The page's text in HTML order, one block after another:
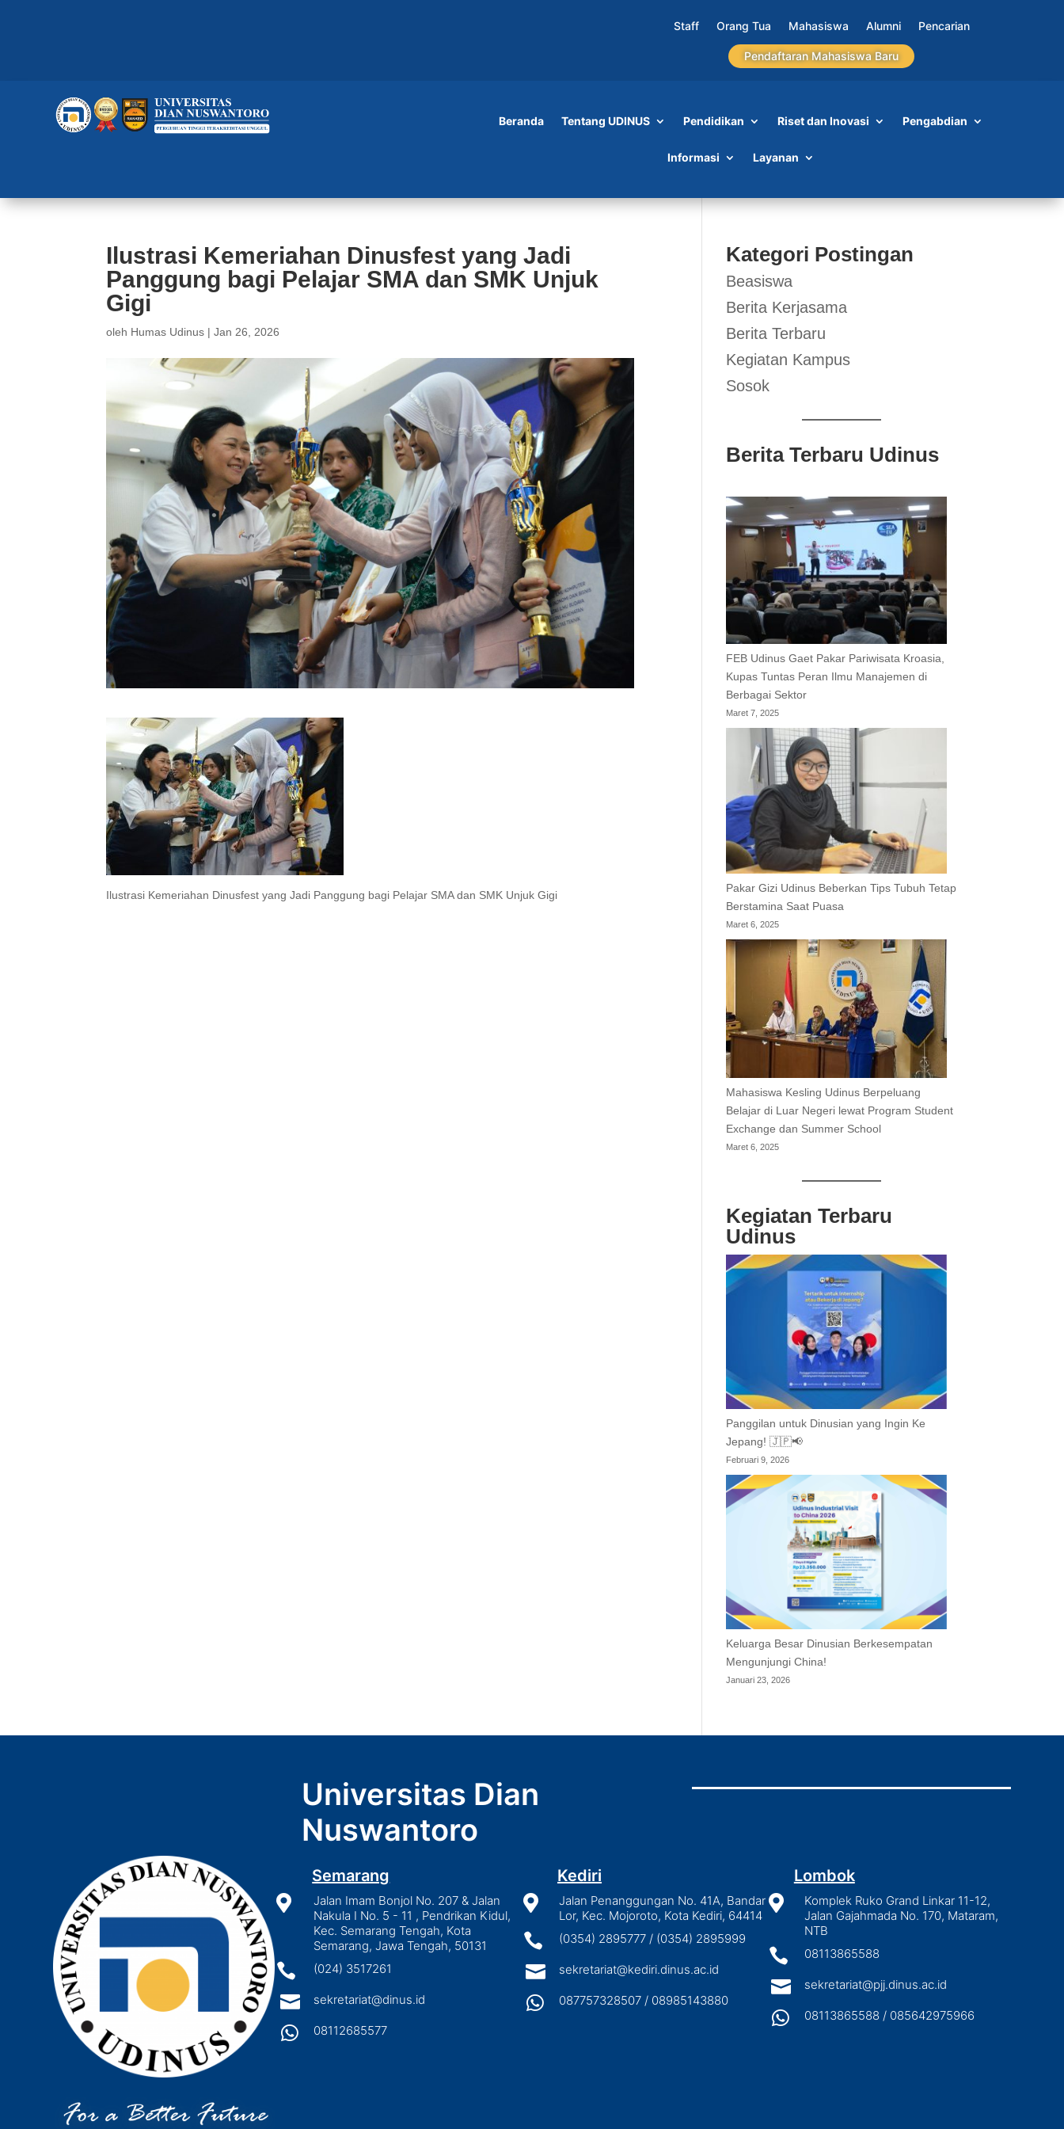
Staff Orang Tua Mahasiswa Alumni Pencarian
Pendaftaran Mahasiswa Baru
Beranda Tentang UDINUS Pendidikan Riset dan Inovasi Pengabdian
Informasi Layanan
Ilustrasi Kemeriahan Dinusfest yang Jadi
Panggung bagi Pelajar SMA dan SMK Unjuk
Gigi
oleh Humas Udinus |Jan 26, 2026
Ilustrasi Kemeriahan Dinusfest yang Jadi Panggung bagi Pelajar SMA dan SMK Unjuk Gigi
Kategori Postingan
Beasiswa
Berita Kerjasama
Berita Terbaru
Kegiatan Kampus
Sosok
Berita Terbaru Udinus
FEB Udinus Gaet Pakar Pariwisata Kroasia,
Kupas Tuntas Peran Ilmu Manajemen di
Berbagai Sektor
Maret 7, 2025
Pakar Gizi Udinus Beberkan Tips Tubuh Tetap
Berstamina Saat Puasa
Maret 6, 2025
Mahasiswa Kesling Udinus Berpeluang
Belajar di Luar Negeri lewat Program Student
Exchange dan Summer School
Maret 6, 2025
Kegiatan Terbaru
Udinus
Panggilan untuk Dinusian yang Ingin Ke
Jepang! 🇯🇵📢
Februari 9, 2026
Keluarga Besar Dinusian Berkesempatan
Mengunjungi China!
Januari 23, 2026
Universitas Dian
Nuswantoro
Semarang

Jalan Imam Bonjol No. 207 & Jalan
Nakula I No. 5 - 11 , Pendrikan Kidul,
Kec. Semarang Tengah, Kota
Semarang, Jawa Tengah, 50131
 (024) 3517261
 sekretariat@dinus.id
 08112685577
Kediri

Jalan Penanggungan No. 41A, Bandar
Lor, Kec. Mojoroto, Kota Kediri, 64414
 (0354) 2895777 / (0354) 2895999
 sekretariat@kediri.dinus.ac.id
 087757328507 / 08985143880
Lombok

Komplek Ruko Grand Linkar 11-12,
Jalan Gajahmada No. 170, Mataram,
NTB
 08113865588
 sekretariat@pjj.dinus.ac.id
 08113865588 / 085642975966